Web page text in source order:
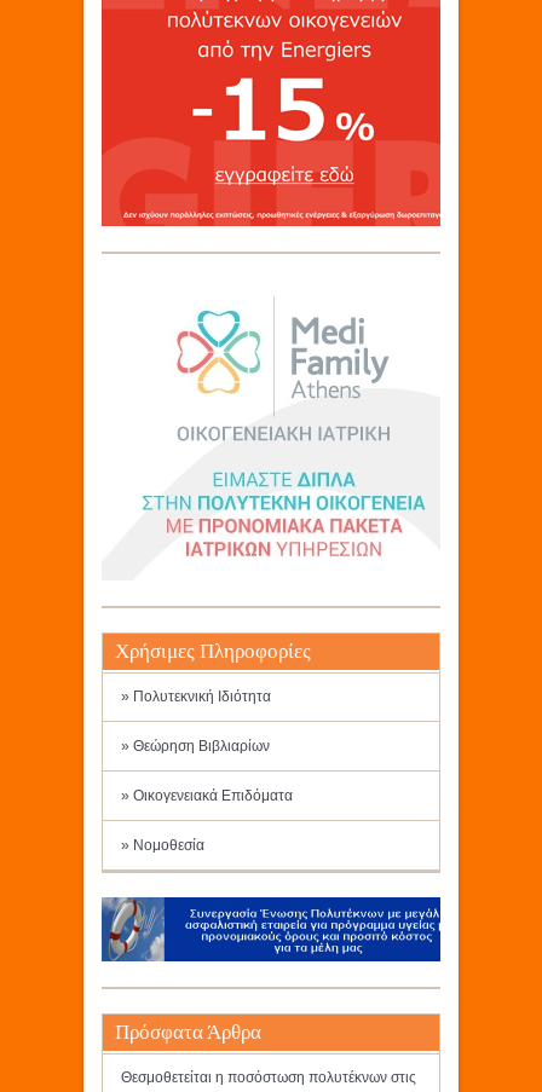
Χρήσιμες Πληροφορίες
» Πολυτεκνική Ιδιότητα
» Θεώρηση Βιβλιαρίων
» Οικογενειακά Επιδόματα
» Νομοθεσία
Πρόσφατα Άρθρα
Θεσμοθετείται η ποσόστωση πολυτέκνων στις